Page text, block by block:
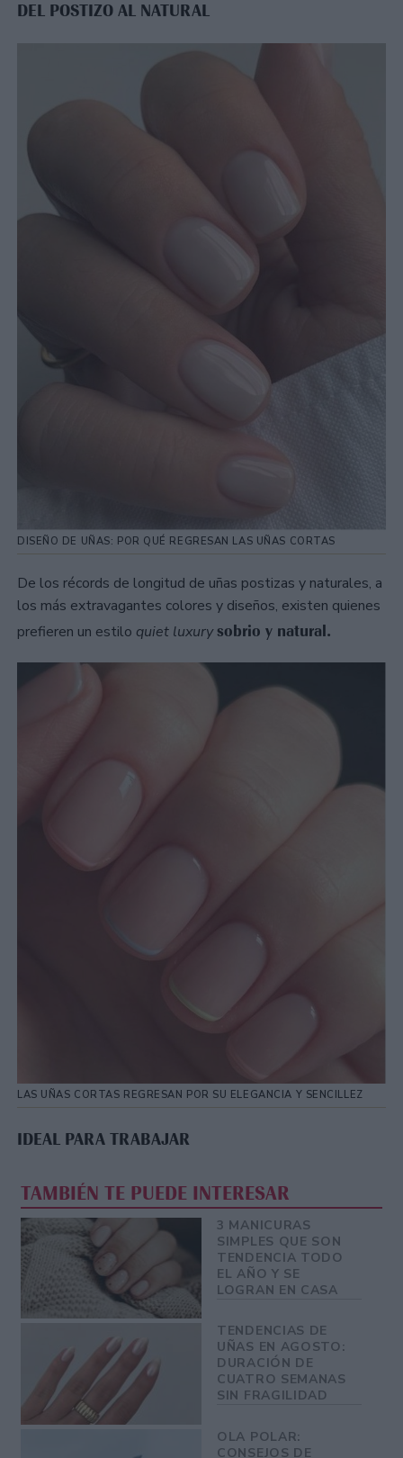
DEL POSTIZO AL NATURAL
DISEÑO DE UÑAS: POR QUÉ REGRESAN LAS UÑAS CORTAS
De los récords de longitud de uñas postizas y naturales, a
los más extravagantes colores y diseños, existen quienes
prefieren un estilo quiet luxurysobrio y natural.
LAS UÑAS CORTAS REGRESAN POR SU ELEGANCIA Y SENCILLEZ
IDEAL PARA TRABAJAR
TAMBIÉN TE PUEDE INTERESAR
3 MANICURAS
SIMPLES QUE SON
TENDENCIA TODO
EL AÑO Y SE
LOGRAN EN CASA
TENDENCIAS DE
UÑAS EN AGOSTO:
DURACIÓN DE
CUATRO SEMANAS
SIN FRAGILIDAD
OLA POLAR:
CONSEJOS DE